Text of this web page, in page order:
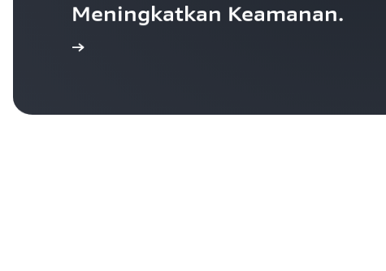
Meningkatkan Keamanan.